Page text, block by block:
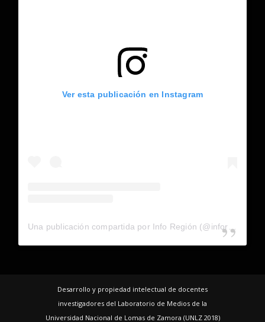
Ver esta publicación en Instagram
Desarrollo y propiedad intelectual de docentes
investigadores del Laboratorio de Medios de la
Universidad Nacional de Lomas de Zamora (UNLZ 2018)